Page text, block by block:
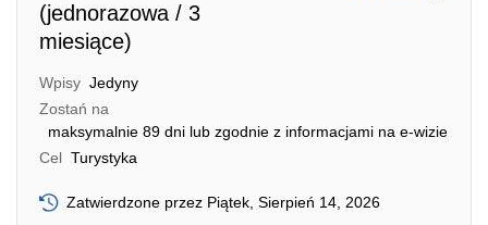
(jednorazowa / 3
miesiące)
Wpisy Jedyny
Zostań na
maksymalnie 89 dni lub zgodnie z informacjami na e-wizie
Cel Turystyka
Zatwierdzone przez Piątek, Sierpień 14, 2026